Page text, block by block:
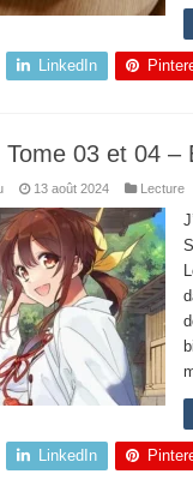
LinkedIn
03 et 04 –
13 août 2024 Lecture
LinkedIn